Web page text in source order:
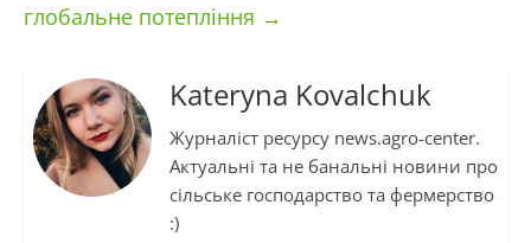
глобальне потепління →
Kateryna Kovalchuk
Журналіст ресурсу news.agro-center.
Актуальні та не банальні новини про
сільське господарство та фермерство
:)